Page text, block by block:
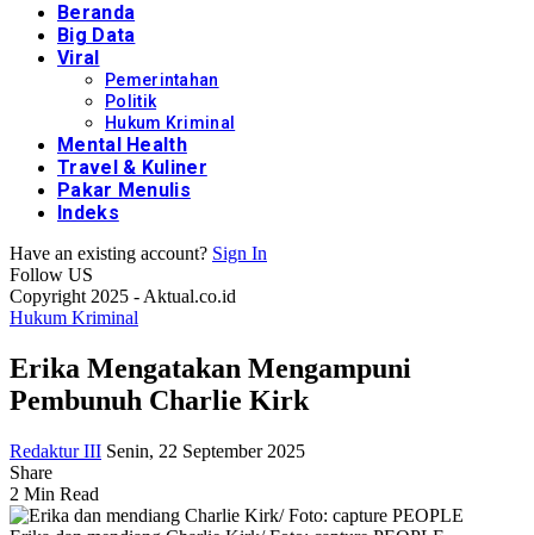
Beranda
Big Data
Viral
Pemerintahan
Politik
Hukum Kriminal
Mental Health
Travel & Kuliner
Pakar Menulis
Indeks
Have an existing account? Sign In
Follow US
Copyright 2025 - Aktual.co.id
Hukum Kriminal
Erika Mengatakan Mengampuni
Pembunuh Charlie Kirk
Redaktur III Senin, 22 September 2025
Share
2 Min Read